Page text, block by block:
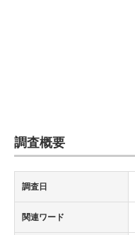
調査概要
調査日
関連ワード